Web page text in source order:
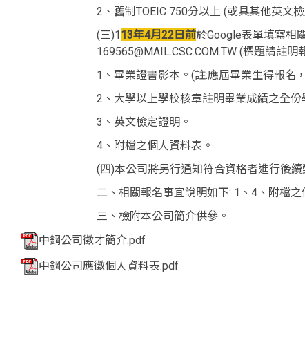
2、舊制TOEIC 750分以上 (或具其他英文
(三)113年4月22日前於Google表單填寫相
169565@MAIL.CSC.COM.TW (標題請註明
1、畢業證書影本。(註:應屆畢業生得報名
2、大學以上學校核章註明畢業成績之全
3、英文檢定證明。
4、附檔之個人資料表。
(四)本公司將另行通知符合資格者進行後續
二、相關報名事宜說明如下: 1、4、附檔之
三、檢附本公司簡介供參。
中鋼公司徵才簡介.pdf
中鋼公司應徵個人資料表.pdf